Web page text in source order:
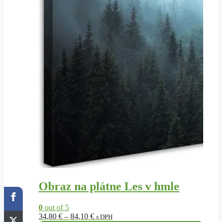
Obraz na plátne Les v hmle
0 out of 5
34,80 € – 84,10 €Price
s DPH